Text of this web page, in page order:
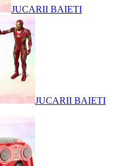
JUCARII BAIETI
JUCARII BAIETI